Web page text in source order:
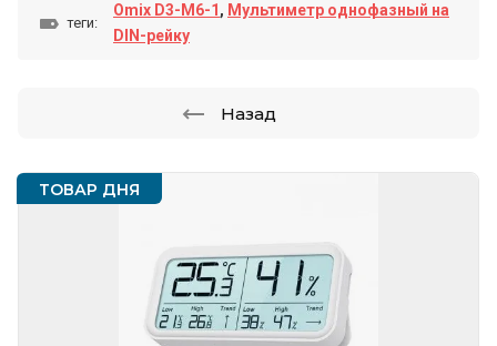
ТОВАР ДНЯ
теги:
Omix D3-M6-1 , Мультиметр однофазный на
DIN-рейку
Назад